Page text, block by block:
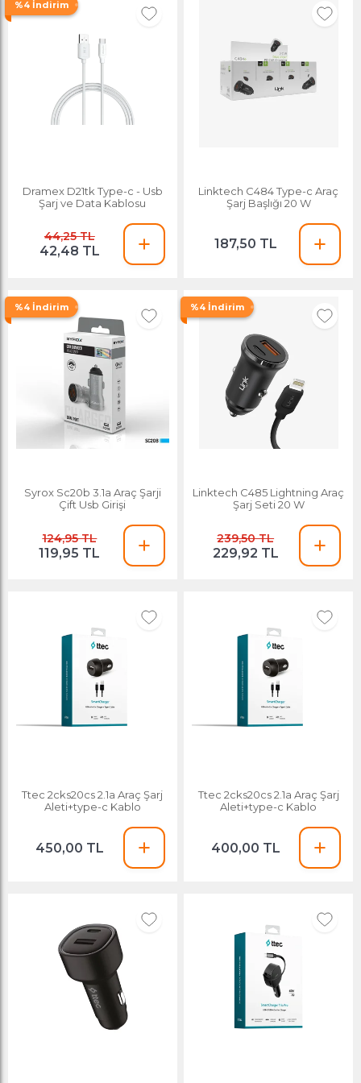
%4 İndirim
Dramex D21tk Type-c - Usb
Şarj ve Data Kablosu
44,25 TL
42,48 TL
Linktech C484 Type-c Araç
Şarj Başlığı 20 W
187,50 TL
%4 İndirim
Syrox Sc20b 3.1a Araç Şarji
Çift Usb Girişi
124,95 TL
119,95 TL
%4 İndirim
Linktech C485 Lightning Araç
Şarj Seti 20 W
239,50 TL
229,92 TL
Ttec 2cks20cs 2.1a Araç Şarj
Aleti+type-c Kablo
450,00 TL
Ttec 2cks20cs 2.1a Araç Şarj
Aleti+type-c Kablo
400,00 TL